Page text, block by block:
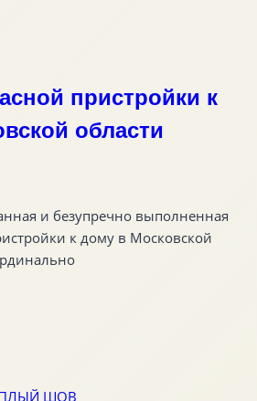
пристройки к
области
и безупречно выполненная
к дому в Московской
ШОВ